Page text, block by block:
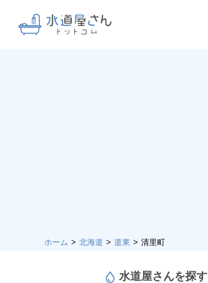
ホーム 北海道 道東 清里町
水道屋さんを探す